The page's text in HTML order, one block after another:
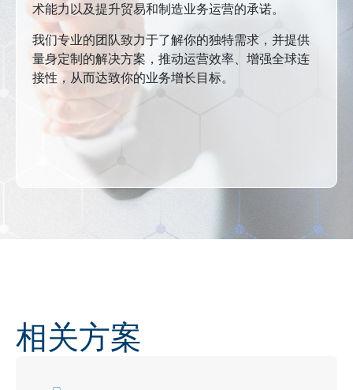
术能力以及提升贸易和制造业务运营的承诺。
我们专业的团队致力于了解你的独特需求，并提供
量身定制的解决方案，推动运营效率、增强全球连
接性，从而达致你的业务增长目标。
相关方案